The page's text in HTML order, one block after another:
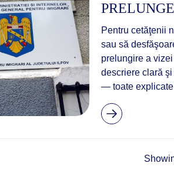
Pentru cetăţenii
sau să
prelungire a
descriere clară
— toate explicate